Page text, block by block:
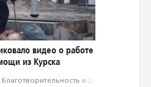
видео о работе
из Курска
Благотвори­тель­ность и доброволь­чест­во